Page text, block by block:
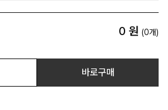
0 원 (0개)
바로구매